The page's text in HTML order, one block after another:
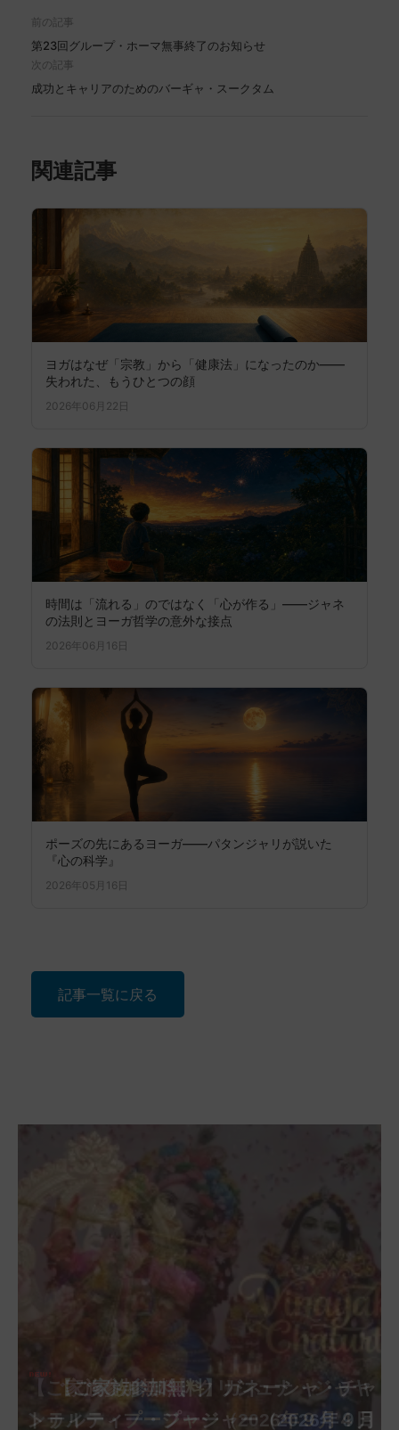
前の記事
第23回グループ・ホーマ無事終了のお知らせ
次の記事
成功とキャリアのためのバーギャ・スークタム
関連記事
ヨガはなぜ「宗教」から「健康法」になったのか――
失われた、もうひとつの顔
2026年06月22日
時間は「流れる」のではなく「心が作る」——ジャネ
の法則とヨーガ哲学の意外な接点
2026年06月16日
ポーズの先にあるヨーガ――パタンジャリが説いた
『心の科学』
2026年05月16日
記事一覧に戻る
【ご家族参加無料】ナーガ・パンチャ
ミー・プージャー（2026年８月17日
【ご家族参加無料】ヴァラ・ラクシュ
ミー・ヴラタ・プージャー（2026年８月
【ご家族参加無料】サンカタハラ・チ
ャトゥルティー・プージャー（2026年８
【ご家族参加無料】クリシュナ・ジャヤ
ンティー・プージャー（2026年９月４日
【ご家族参加無料】ガネーシャ・チャ
トゥルティー・プージャー（2026年９月
【ご家族参加無料】マハーラクシュミ
ー・ヴラタ・プージャー（2026年９月19
【ご家族参加無料】マハーラヤー・ア
マーヴァシャー・プージャー（2026年10
第220回グループ・ホーマ（ナーガ・
パンチャミー、2026年８月17日（月）実
第221回グループ・ホーマ（ガーヤト
リー・ジャヤンティー、2026年８月28日
アンナダーナ・プロジェクト（食事の奉